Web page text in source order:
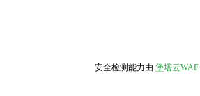
安全检测能力由 堡塔云WAF